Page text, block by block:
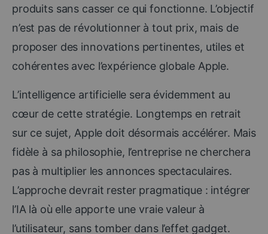
produits sans casser ce qui fonctionne. L’objectif
n’est pas de révolutionner à tout prix, mais de
proposer des innovations pertinentes, utiles et
cohérentes avec l’expérience globale Apple.
L’intelligence artificielle sera évidemment au
cœur de cette stratégie. Longtemps en retrait
sur ce sujet, Apple doit désormais accélérer. Mais
fidèle à sa philosophie, l’entreprise ne cherchera
pas à multiplier les annonces spectaculaires.
L’approche devrait rester pragmatique : intégrer
l’IA là où elle apporte une vraie valeur à
l’utilisateur, sans tomber dans l’effet gadget.